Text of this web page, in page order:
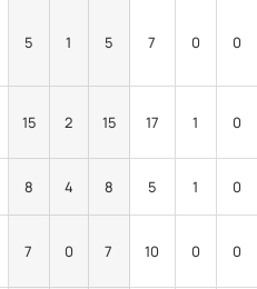
5 1 5 7 0 0
15 2 15 17 1 0
8 4 8 5 1 0
7 0 7 10 0 0